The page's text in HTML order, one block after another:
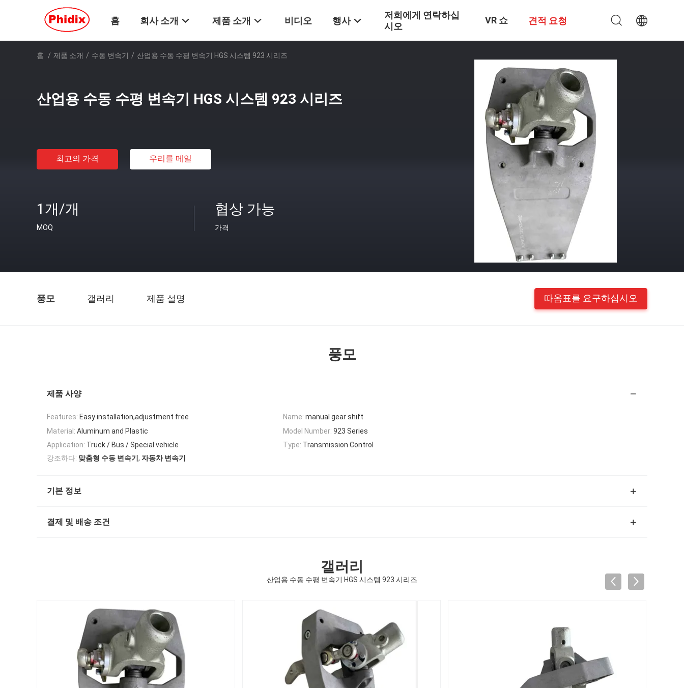
홈 회사 소개 제품 소개 비디오 행사
저희에게 연락하십
시오
VR 쇼 견적 요청
홈 / 제품 소개 / 수동 변속기 / 산업용 수동 수평 변속기 HGS 시스템 923 시리즈
산업용 수동 수평 변속기 HGS 시스템 923 시리즈
최고의 가격 우리를 메일
1개/개
MOQ
협상 가능
가격
풍모 갤러리 제품 설명 따옴표를 요구하십시오
풍모
제품 사양
Features: Easy installation,adjustment free Name: manual gear shift
Material: Aluminum and Plastic Model Number: 923 Series
Application: Truck / Bus / Special vehicle Type: Transmission Control
강조하다: 맞춤형 수동 변속기 , 자동차 변속기
기본 정보
결제 및 배송 조건
갤러리
산업용 수동 수평 변속기 HGS 시스템 923 시리즈